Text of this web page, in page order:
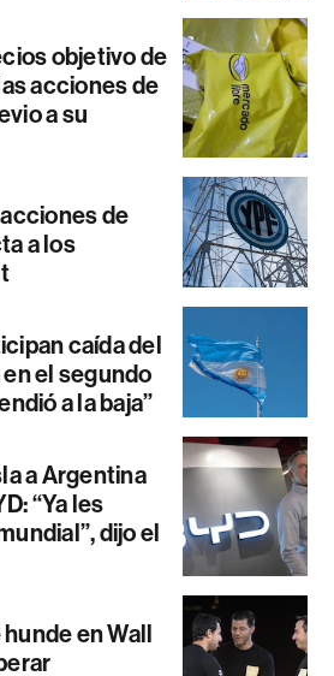
objetivo de
acciones de
a su
de
a los
caída del
el segundo
a la baja”
a Argentina
“Ya les
dijo el
en Wall